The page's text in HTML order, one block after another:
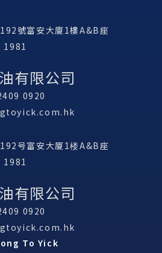
號富安大廈1樓A&B座
1981
有限公司
0920
号富安大厦1楼A&B座
1981
有限公司
0920
To Yick